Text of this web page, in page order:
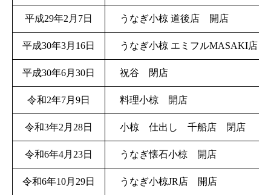
平成29年2月7日 うなぎ小椋 道後店 開店
平成30年3月16日 うなぎ小椋 エミフルMASAKI店
平成30年6月30日 祝谷 閉店
令和2年7月9日 料理小椋 開店
令和3年2月28日 小椋 仕出し 千船店 閉店
令和6年4月23日 うなぎ懐石小椋 開店
令和6年10月29日 うなぎ小椋JR店 開店